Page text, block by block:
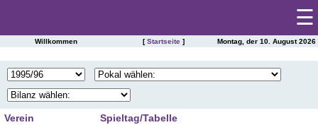
Startseite
Spieltag
|
Tabelle
☰
Willkommen [Startseite] Montag, der 10. August 2026
Verein Spieltag/Tabelle